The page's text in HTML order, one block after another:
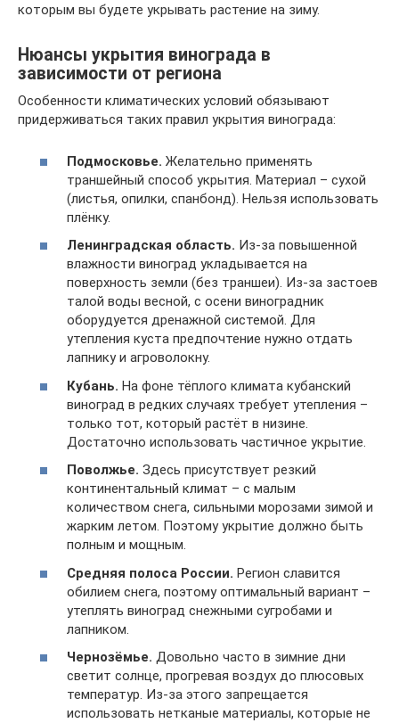
которым вы будете укрывать растение на зиму.
Нюансы укрытия винограда в
зависимости от региона
Особенности климатических условий обязывают
придерживаться таких правил укрытия винограда:
Подмосковье. Желательно применять
траншейный способ укрытия. Материал – сухой
(листья, опилки, спанбонд). Нельзя использовать
плёнку.
Ленинградская область. Из-за повышенной
влажности виноград укладывается на
поверхность земли (без траншеи). Из-за застоев
талой воды весной, с осени виноградник
оборудуется дренажной системой. Для
утепления куста предпочтение нужно отдать
лапнику и агроволокну.
Кубань. На фоне тёплого климата кубанский
виноград в редких случаях требует утепления –
только тот, который растёт в низине.
Достаточно использовать частичное укрытие.
Поволжье. Здесь присутствует резкий
континентальный климат – с малым
количеством снега, сильными морозами зимой и
жарким летом. Поэтому укрытие должно быть
полным и мощным.
Средняя полоса России. Регион славится
обилием снега, поэтому оптимальный вариант –
утеплять виноград снежными сугробами и
лапником.
Чернозёмье. Довольно часто в зимние дни
светит солнце, прогревая воздух до плюсовых
температур. Из-за этого запрещается
использовать нетканые материалы, которые не